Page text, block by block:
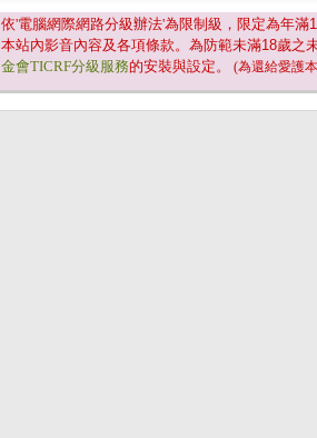
依'電腦網際網路分級辦法'為限制級，限定為年滿
本站內影音內容及各項條款。為防範未滿18歲之
金會TICRF分級服務的安裝與設定。 (為還給愛護